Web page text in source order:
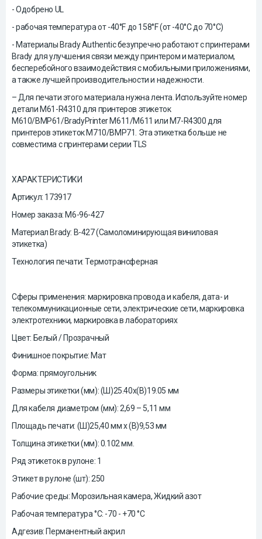
- Одобрено UL
- рабочая температура от -40°F до 158°F (от -40°C до 70°C)
- Материалы Brady Authentic безупречно работают с принтерами
Brady для улучшения связи между принтером и материалом,
бесперебойного взаимодействия с мобильными приложениями,
а также лучшей производительности и надежности.
– Для печати этого материала нужна лента. Используйте номер
детали M61-R4310 для принтеров этикеток
M610/BMP61/BradyPrinter M611/M611 или M7-R4300 для
принтеров этикеток M710/BMP71. Эта этикетка больше не
совместима с принтерами серии TLS
ХАРАКТЕРИСТИКИ
Артикул: 173917
Номер заказа: М6-96-427
Материал Brady: B-427 (Самоломинирующая виниловая
этикетка)
Технология печати: Термотрансферная
Сферы применения: маркировка провода и кабеля, дата- и
телекоммуникационные сети, электрические сети, маркировка
электротехники, маркировка в лабораториях
Цвет: Белый / Прозрачный
Финишное покрытие: Мат
Форма: прямоугольник
Размеры этикетки (мм): (Ш)25.40х(В)19.05 мм
Для кабеля диаметром (мм): 2,69 – 5,11 мм
Площадь печати: (Ш)25,40 мм x (В)9,53 мм
Толщина этикетки (мм): 0.102 мм.
Ряд этикеток в рулоне: 1
Этикет в рулоне (шт): 250
Рабочие среды: Морозильная камера, Жидкий азот
Рабочая температура °C: -70 - +70 °C
Адгезив: Перманентный акрил